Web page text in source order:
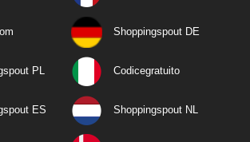
Shoppingspout DE
PL Codicegratuito
ES Shoppingspout NL